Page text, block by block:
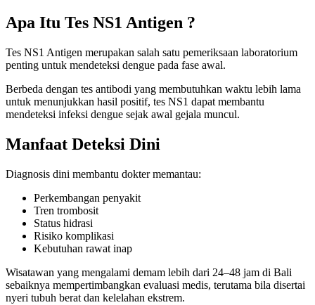
Apa Itu Tes NS1 Antigen ?
Tes NS1 Antigen merupakan salah satu pemeriksaan laboratorium
penting untuk mendeteksi dengue pada fase awal.
Berbeda dengan tes antibodi yang membutuhkan waktu lebih lama
untuk menunjukkan hasil positif, tes NS1 dapat membantu
mendeteksi infeksi dengue sejak awal gejala muncul.
Manfaat Deteksi Dini
Diagnosis dini membantu dokter memantau:
Perkembangan penyakit
Tren trombosit
Status hidrasi
Risiko komplikasi
Kebutuhan rawat inap
Wisatawan yang mengalami demam lebih dari 24–48 jam di Bali
sebaiknya mempertimbangkan evaluasi medis, terutama bila disertai
nyeri tubuh berat dan kelelahan ekstrem.